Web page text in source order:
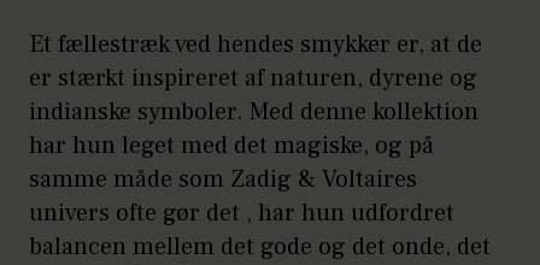
Et fællestræk ved hendes smykker er, at de
er stærkt inspireret af naturen, dyrene og
indianske symboler. Med denne kollektion
har hun leget med det magiske, og på
samme måde som Zadig & Voltaires
univers ofte gør det , har hun udfordret
balancen mellem det gode og det onde, det